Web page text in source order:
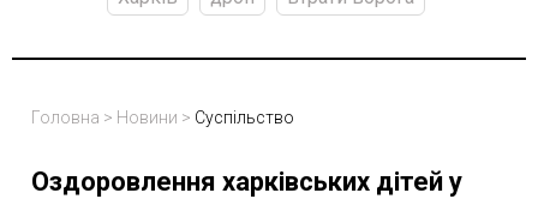
Головна > Новини > Суспільство
Оздоровлення харківських дітей у